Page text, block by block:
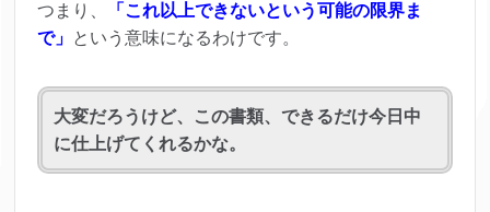
つまり、
「これ以上できないという可能の限界ま
で」 という意味になるわけです。
大変だろうけど、この書類、できるだけ今日中
に仕上げてくれるかな。